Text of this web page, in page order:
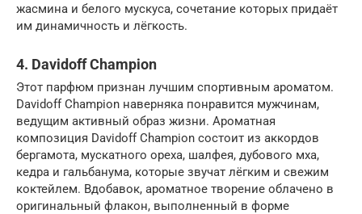
жасмина и белого мускуса, сочетание которых придаёт
им динамичность и лёгкость.
4. Davidoff Champion
Этот парфюм признан лучшим спортивным ароматом.
Davidoff Champion наверняка понравится мужчинам,
ведущим активный образ жизни. Ароматная
композиция Davidoff Champion состоит из аккордов
бергамота, мускатного ореха, шалфея, дубового мха,
кедра и гальбанума, которые звучат лёгким и свежим
коктейлем. Вдобавок, ароматное творение облачено в
оригинальный флакон, выполненный в форме